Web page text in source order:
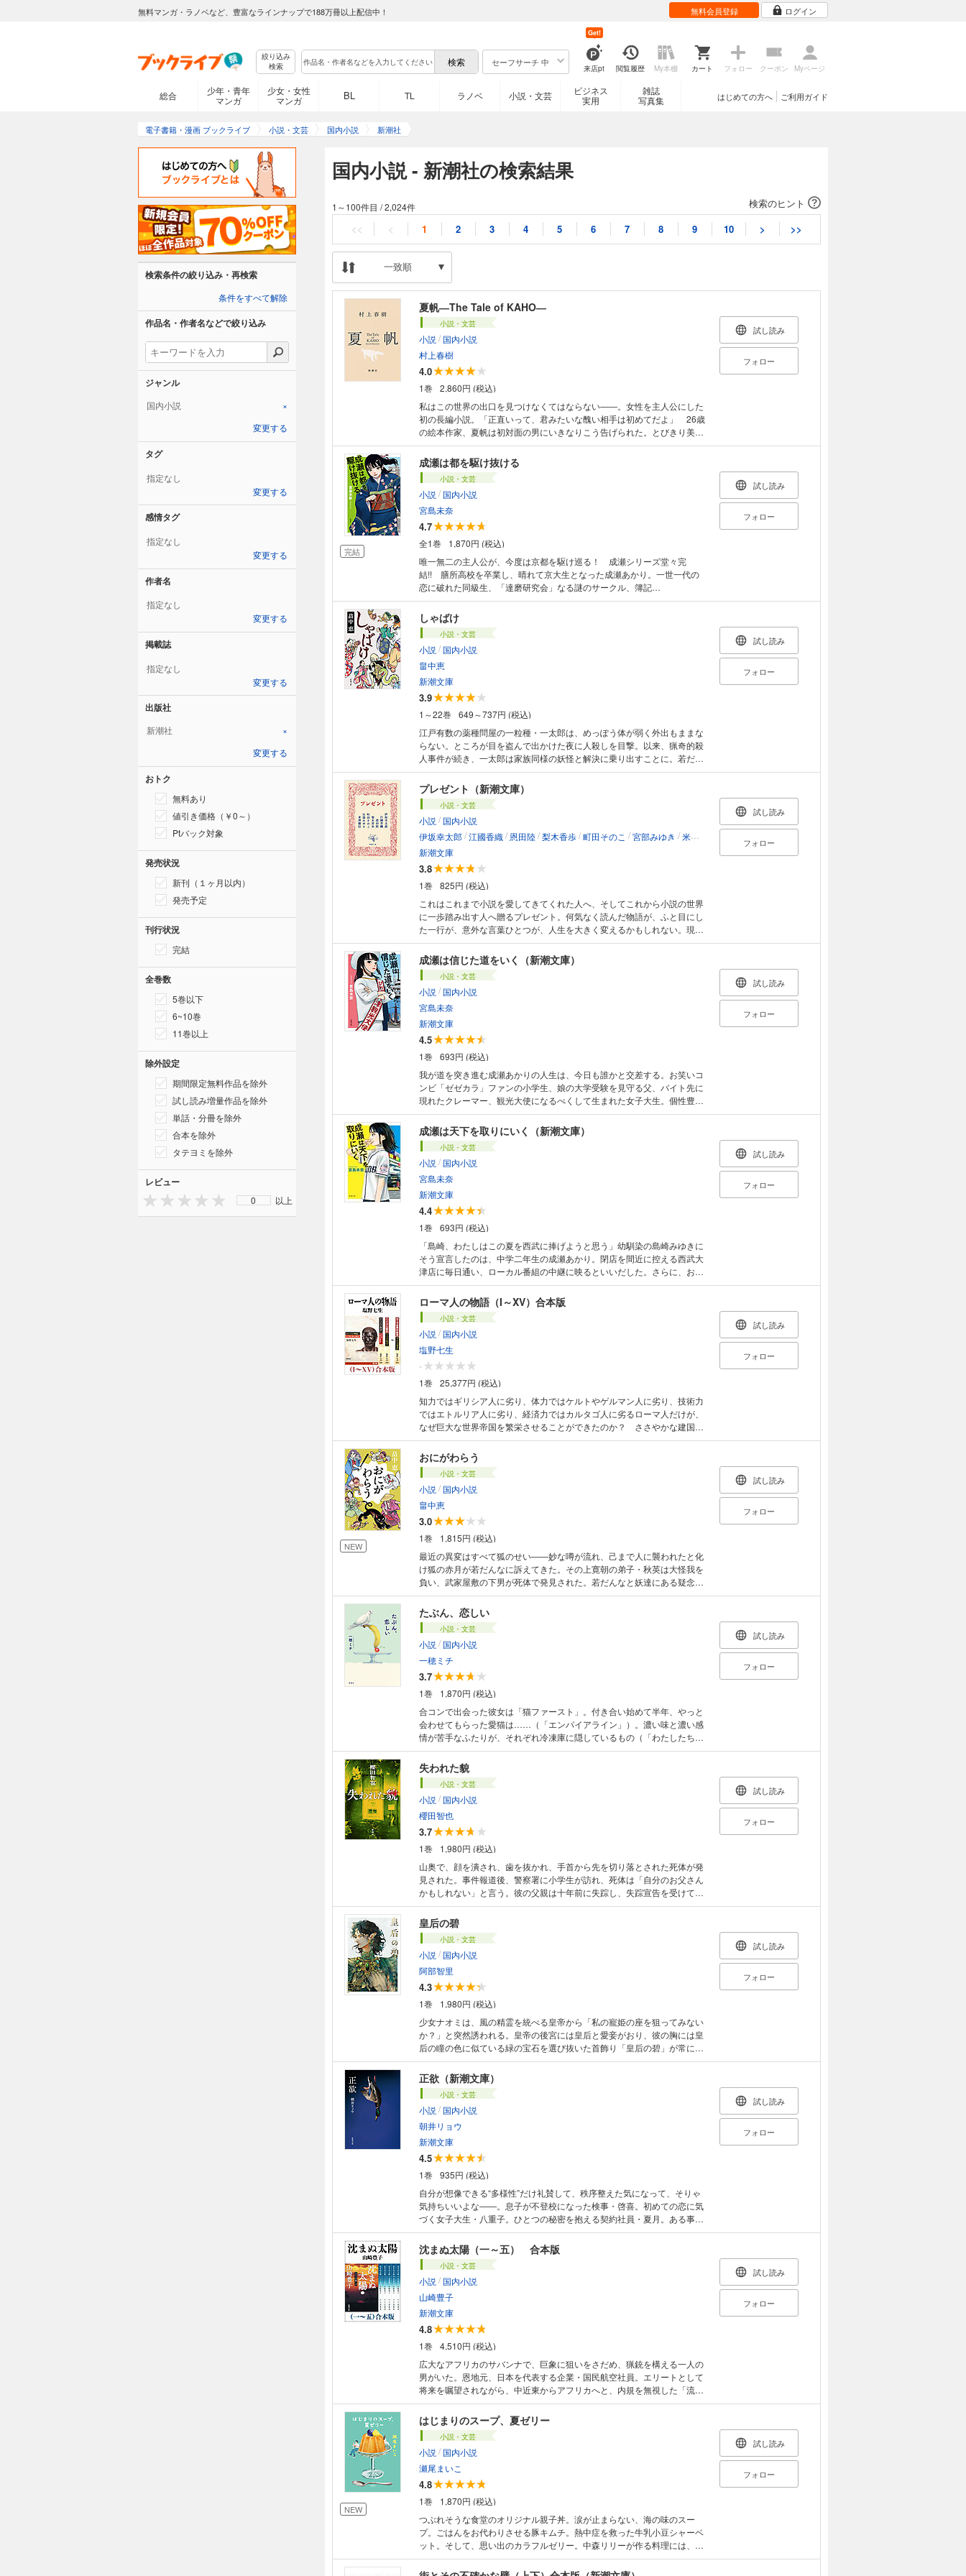
無料マンガ・ラノベなど、豊富なラインナップで188万冊以上配信中！ 無料会員登録 ログイン
絞り込み
検索
セーフサーチ 中
来店pt
Get!
閲覧履歴 My本棚 カート フォロー クーポン Myページ
総合
少年・青年
マンガ
少女・女性
マンガ
BL TL ラノベ 小説・文芸
ビジネス
実用
雑誌
写真集
ご利用ガイド
はじめての方へ
電子書籍・漫画 ブックライブ 小説・文芸 国内小説 新潮社
国内小説 - 新潮社の検索結果
検索のヒント
1～100件目 /2,024件
<< < 1 2 3 4 5 6 7 8 9 10 > >>
一致順
夏帆―The Tale of KAHO―
小説・文芸
小説 / 国内小説
村上春樹
4.0
1巻
2,860円 (税込)
私はこの世界の出口を見つけなくてはならない――。女性を主人公にした
初の長編小説。「正直いって、君みたいな醜い相手は初めてだよ」 26歳
の絵本作家、夏帆は初対面の男にいきなりこう告げられた。とびきり美し
くも賢くもなく、ただ少しばかり好奇心の強い彼女は、怒りよりもショッ
クよりも、ただ純粋に驚いた。しかしそれから彼女の周りでは、実にさま
ざまな奇妙な出来事が起こりはじめる。
試し読み
フォロー
完結
成瀬は都を駆け抜ける
小説・文芸
小説 / 国内小説
宮島未奈
4.7
全1巻
1,870円 (税込)
唯一無二の主人公が、今度は京都を駆け巡る！ 成瀬シリーズ堂々完
結!! 膳所高校を卒業し、晴れて京大生となった成瀬あかり。一世一代の
恋に破れた同級生、「達磨研究会」なる謎のサークル、簿記
YouTuber……。千年の都を舞台に、ますます個性豊かな面々が成瀬あかり
史に名を刻む中、幼馴染の島崎のもとには成瀬から突然速達が届い
て……!? 全６篇、最高の主人公に訪れる大団円を見届けよ！
試し読み
フォロー
しゃばけ
小説・文芸
小説 / 国内小説
畠中恵
新潮文庫
3.9
1～22巻
649～737円 (税込)
江戸有数の薬種問屋の一粒種・一太郎は、めっぽう体が弱く外出もままな
らない。ところが目を盗んで出かけた夜に人殺しを目撃。以来、猟奇的殺
人事件が続き、一太郎は家族同様の妖怪と解決に乗り出すことに。若だん
なの周囲は、なぜか犬神、白沢、鳴家など妖怪だらけなのだ。その矢先、
犯人の刃が一太郎を襲う……。愉快で不思議な大江戸人情推理帖。日本フ
ァンタジーノベル大賞優秀賞。（解説・小谷真理）
試し読み
フォロー
プレゼント（新潮文庫）
小説・文芸
小説 / 国内小説
伊坂幸太郎/江國香織/ 恩田陸/梨木香歩/町田そのこ /宮部みゆき /米澤穂信
新潮文庫
3.8
1巻
825円 (税込)
これはこれまで小説を愛してきてくれた人へ、そしてこれから小説の世界
に一歩踏み出す人へ贈るプレゼント。何気なく読んだ物語が、ふと目にし
た一行が、意外な言葉ひとつが、人生を大きく変えるかもしれない。現代
を代表する７人の作家が「夏」をテーマに書き下ろした、驚きと切なさ、
怖さと美しさ、何よりとびきりの面白さを詰め込んだ奇跡の一冊。さぁ、
あなたの人生に小説という選択肢を。
試し読み
フォロー
成瀬は信じた道をいく（新潮文庫）
小説・文芸
小説 / 国内小説
宮島未奈
新潮文庫
4.5
1巻
693円 (税込)
我が道を突き進む成瀬あかりの人生は、今日も誰かと交差する。お笑いコ
ンビ「ゼゼカラ」ファンの小学生、娘の大学受験を見守る父、バイト先に
現れたクレーマー、観光大使になるべくして生まれた女子大生。個性豊か
な面々が新たな成瀬あかり史に名を刻むなか、幼馴染の島崎が故郷に帰る
と、成瀬が書き置きを残して失踪しており……。最高の主人公が再び登場
する2024年本屋大賞受賞作続編！【解説・駒場孝（ミルクボーイ）】
試し読み
フォロー
成瀬は天下を取りにいく（新潮文庫）
小説・文芸
小説 / 国内小説
宮島未奈
新潮文庫
4.4
1巻
693円 (税込)
「島崎、わたしはこの夏を西武に捧げようと思う」幼馴染の島崎みゆきに
そう宣言したのは、中学二年生の成瀬あかり。閉店を間近に控える西武大
津店に毎日通い、ローカル番組の中継に映るといいだした。さらに、お笑
いコンビ・ゼゼカラでＭ－１に挑み、高校の入学式には坊主頭で現れ、目
標は二百歳まで生きること。最高の主人公の登場に、目が離せない！ 本
屋大賞を受賞した圧巻の青春小説！（解説・森見登美彦）
試し読み
フォロー
ローマ人の物語（I～XV）合本版
小説・文芸
小説 / 国内小説
塩野七生
-
1巻
25,377円 (税込)
知力ではギリシア人に劣り、体力ではケルトやゲルマン人に劣り、技術力
ではエトルリア人に劣り、経済力ではカルタゴ人に劣るローマ人だけが、
なぜ巨大な世界帝国を繁栄させることができたのか？ ささやかな建国伝
説から始まる一千年の興亡史がいま幕を開ける。もはや古典といっても過
言ではない歴史大作シリーズの電子版が待望の配信開始！ ※当電子版は
『ローマ人の物語』I～XV巻をまとめた合本版です。
試し読み
フォロー
NEW
おにがわらう
小説・文芸
小説 / 国内小説
畠中恵
3.0
1巻
1,815円 (税込)
最近の異変はすべて狐のせい――妙な噂が流れ、己まで人に襲われたと化
け狐の赤月が若だんなに訴えてきた。その上寛朝の弟子・秋英は大怪我を
負い、武家屋敷の下男が死体で発見された。若だんなと妖達にある疑念が
生まれた矢先、新たな訪問者が……。凶事続きの通町に本物の鬼まで現れ
「江戸を支配する」と言い出した!?
試し読み
フォロー
たぶん、恋しい
小説・文芸
小説 / 国内小説
一穂ミチ
3.7
1巻
1,870円 (税込)
合コンで出会った彼女は「猫ファースト」。付き合い始めて半年、やっと
会わせてもらった愛猫は……（「エンパイアライン」）。濃い味と濃い感
情が苦手なふたりが、それぞれ冷凍庫に隠しているもの（「わたしたちは
平穏」）。名前の付けられない、でも誰もが共感できる感情の綻びに寄り
添い、心を解放してくれる６つの物語。
試し読み
フォロー
失われた貌
小説・文芸
小説 / 国内小説
櫻田智也
3.7
1巻
1,980円 (税込)
山奥で、顔を潰され、歯を抜かれ、手首から先を切り落とされた死体が発
見された。事件報道後、警察署に小学生が訪れ、死体は「自分のお父さん
かもしれない」と言う。彼の父親は十年前に失踪し、失踪宣告を受けてい
た。無関係に見えた出来事が絡み合い、現在と過去を飲み込んで、事件は
思いがけない方向へ膨らみ始める。
試し読み
フォロー
皇后の碧
小説・文芸
小説 / 国内小説
阿部智里
4.3
1巻
1,980円 (税込)
少女ナオミは、風の精霊を統べる皇帝から「私の寵姫の座を狙ってみない
か？」と突然誘われる。皇帝の後宮には皇后と愛妾がおり、彼の胸には皇
后の瞳の色に似ている緑の宝石を選び抜いた首飾り「皇后の碧」が常に輝
いていた。訝りつつ己が選ばれた理由を探るうち、ナオミは後宮が大きな
秘密を抱えていることに気づくが……。
試し読み
フォロー
正欲（新潮文庫）
小説・文芸
小説 / 国内小説
朝井リョウ
新潮文庫
4.5
1巻
935円 (税込)
自分が想像できる“多様性”だけ礼賛して、秩序整えた気になって、そりゃ
気持ちいいよな――。息子が不登校になった検事・啓喜。初めての恋に気
づく女子大生・八重子。ひとつの秘密を抱える契約社員・夏月。ある事故
死をきっかけに、それぞれの人生が重なり始める。だがその繋がりは、“多
様性を尊重する時代”にとって、ひどく不都合なものだった。読む前の自分
には戻れない、気迫の長編小説。（解説・東畑開人）
試し読み
フォロー
沈まぬ太陽（一～五） 合本版
小説・文芸
小説 / 国内小説
山崎豊子
新潮文庫
4.8
1巻
4,510円 (税込)
広大なアフリカのサバンナで、巨象に狙いをさだめ、猟銃を構える一人の
男がいた。恩地元、日本を代表する企業・国民航空社員。エリートとして
将来を嘱望されながら、中近東からアフリカへと、内規を無視した「流
刑」に耐える日々は十年に及ぼうとしていた。人命をあずかる企業の非
情、その不条理に不屈の闘いを挑んだ男の運命――。人間の真実を問う壮
大なドラマが、いま幕を開ける! ※当電子版は『沈まぬ太陽』(一)～(五)の
全五巻をまとめた合本版です。
試し読み
フォロー
NEW
はじまりのスープ、夏ゼリー
小説・文芸
小説 / 国内小説
瀬尾まいこ
4.8
1巻
1,870円 (税込)
つぶれそうな食堂のオリジナル親子丼。涙が止まらない、海の味のスー
プ。ごはんをお代わりさせる豚キムチ。熱中症を救った牛乳小豆シャーベ
ット。そして、思い出のカラフルゼリー。中森リリーが作る料理には、人
の心をつなぎ直す力があふれている。読めばきっと、誰かとごはんを食べ
たくなる、やさしさに満ちた物語。
試し読み
フォロー
検索条件の絞り込み・再検索
条件をすべて解除
作品名・作者名などで絞り込み
ジャンル
国内小説 ×
変更する
タグ
指定なし
変更する
感情タグ
指定なし
変更する
作者名
指定なし
変更する
掲載誌
指定なし
変更する
出版社
新潮社 ×
変更する
おトク
無料あり
値引き価格（￥0～）
Ptバック対象
発売状況
新刊（１ヶ月以内）
発売予定
刊行状況
完結
全巻数
5巻以下
6~10巻
11巻以上
除外設定
期間限定無料作品を除外
試し読み増量作品を除外
単話・分冊を除外
合本を除外
タテヨミを除外
レビュー
0 以上